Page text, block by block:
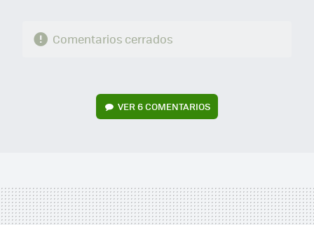
Comentarios cerrados
VER6 COMENTARIOS